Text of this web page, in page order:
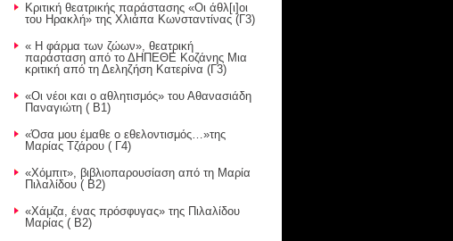
Κριτική θεατρικής παράστασης «Οι άθλ[ι]οι
του Ηρακλή» της Χλιάπα Κωνσταντίνας (Γ3)
« Η φάρμα των ζώων», θεατρική
παράσταση από το ΔΗΠΕΘΕ Κοζάνης Μια
κριτική από τη Δεληζήση Κατερίνα (Γ3)
«Οι νέοι και ο αθλητισμός» του Αθανασιάδη
Παναγιώτη ( Β1)
«Όσα μου έμαθε ο εθελοντισμός…»της
Μαρίας Τζάρου ( Γ4)
«Χόμπιτ», βιβλιοπαρουσίαση από τη Μαρία
Πιλαλίδου ( Β2)
«Χάμζα, ένας πρόσφυγας» της Πιλαλίδου
Μαρίας ( Β2)